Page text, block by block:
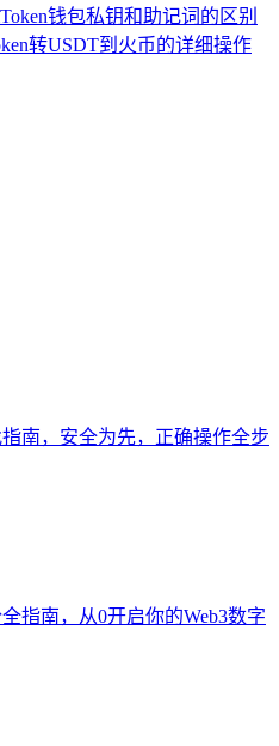
钱包私钥和助记词的区别
转USDT到火币的详细操作
南，安全为先，正确操作全步
指南，从0开启你的Web3数字